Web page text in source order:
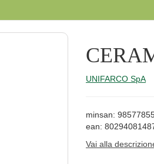
UNIFARCO SpA
minsan:
ean:
Vai alla